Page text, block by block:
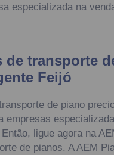
especializada na
de transporte
Feijó
de piano
empresas
ligue agora na
de pianos. A AEM